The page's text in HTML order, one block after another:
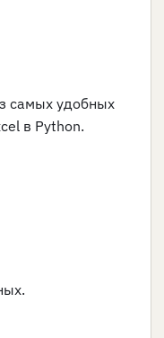
самых удобных
в Python.